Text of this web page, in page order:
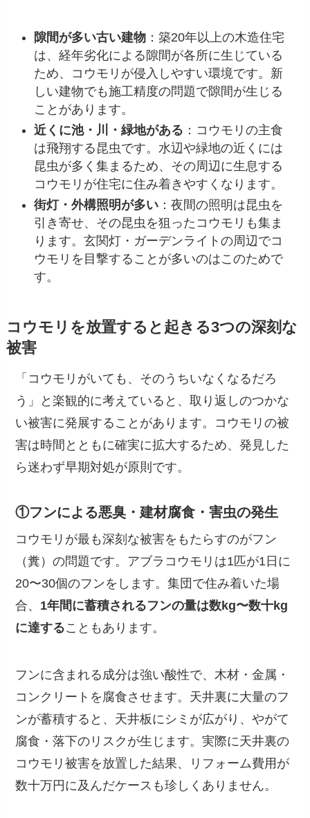
隙間が多い古い建物 ：築20年以上の木造住宅
は、経年劣化による隙間が各所に生じている
ため、コウモリが侵入しやすい環境です。新
しい建物でも施工精度の問題で隙間が生じる
ことがあります。
近くに池・川・緑地がある ：コウモリの主食
は飛翔する昆虫です。水辺や緑地の近くには
昆虫が多く集まるため、その周辺に生息する
コウモリが住宅に住み着きやすくなります。
街灯・外構照明が多い ：夜間の照明は昆虫を
引き寄せ、その昆虫を狙ったコウモリも集ま
ります。玄関灯・ガーデンライトの周辺でコ
ウモリを目撃することが多いのはこのためで
す。
コウモリを放置すると起きる3つの深刻な
被害
「コウモリがいても、そのうちいなくなるだろ
う」と楽観的に考えていると、取り返しのつかな
い被害に発展することがあります。コウモリの被
害は時間とともに確実に拡大するため、発見した
ら迷わず早期対処が原則です。
①フンによる悪臭・建材腐食・害虫の発生
コウモリが最も深刻な被害をもたらすのがフン
（糞）の問題です。アブラコウモリは1匹が1日に
20〜30個のフンをします。集団で住み着いた場
合、 1年間に蓄積されるフンの量は数kg〜数十kg
に達することもあります。
フンに含まれる成分は強い酸性で、木材・金属・
コンクリートを腐食させます。天井裏に大量のフ
ンが蓄積すると、天井板にシミが広がり、やがて
腐食・落下のリスクが生じます。実際に天井裏の
コウモリ被害を放置した結果、リフォーム費用が
数十万円に及んだケースも珍しくありません。